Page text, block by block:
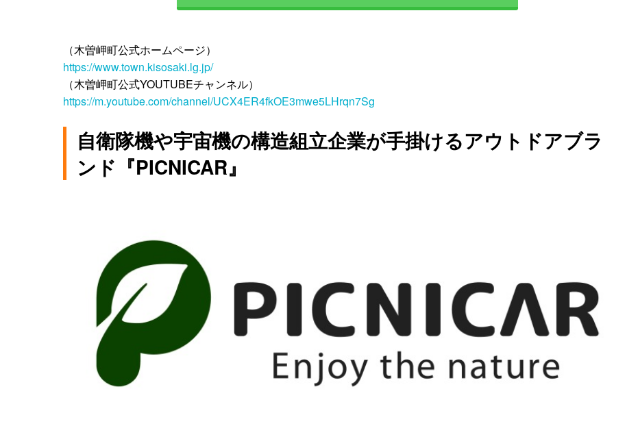
（木曽岬町公式ホームページ）
https://www.town.kisosaki.lg.jp/
（木曽岬町公式YOUTUBEチャンネル）
https://m.youtube.com/channel/UCX4ER4fkOE3mwe5LHrqn7Sg
自衛隊機や宇宙機の構造組立企業が手掛けるアウトドアブラ
ンド『PICNICAR』